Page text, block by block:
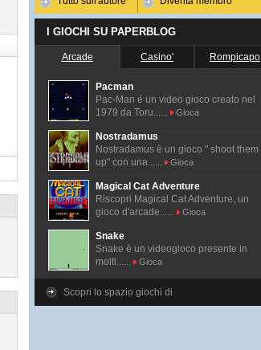
I GIOCHI SU PAPERBLOG
Arcade Casino' Rompicapo
Pacman
Pac-Man é un video gioco creato nel
1979 da Toru......
Gioca
Nostradamus
Nostradamus è un gioco " shoot them
up" con una......
Gioca
Magical Cat Adventure
Riscopri Magical Cat Adventure, un
gioco d'arcade......
Gioca
Snake
Snake è un videogioco presente in
molti......
Gioca
Scopri lo spazio giochi di